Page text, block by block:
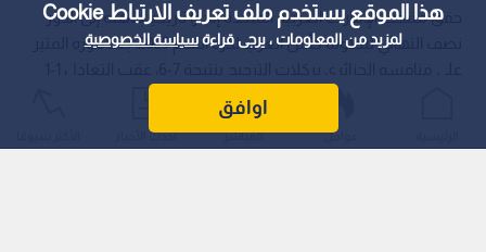
هذا الموقع يستخدم ملف تعريف الارتباط Cookie
لمزيد من المعلومات ، يرجى قراءةسياسة الخصوصية
اوافق
حقق منتخب الإمارات العربية المتحدة إنجازا تاريخيا بتأهله إلى الدور
نصف النهائي لبطولة كأس العرب لكرة القدم 2025، بعد فوزه المثير
اليوم على ملعب "البيت" في الخور بقطر.
عواجل المباشر أحدث الأخبار